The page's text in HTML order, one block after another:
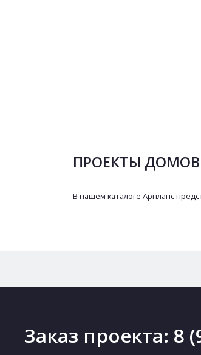
ПРОЕКТЫ ДОМОВ
В нашем каталоге Арпланс
Заказ проекта: 8